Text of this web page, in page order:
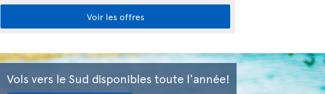
Voir les offres
Vols vers le Sud disponibles toute l'année!